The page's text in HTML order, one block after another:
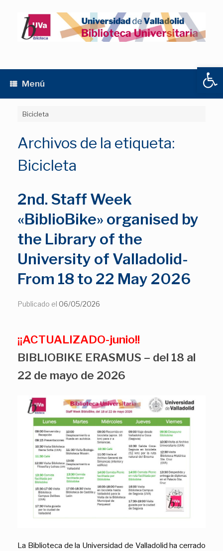
Abrir
contenido
Menú
Bicicleta
Archivos de la etiqueta:
Bicicleta
2nd. Staff Week
«BiblioBike» organised by
the Library of the
University of Valladolid-
From 18 to 22 May 2026
Publicado el 06/05/2026
¡¡ACTUALIZADO-junio!!
BIBLIOBIKE ERASMUS – del 18 al
22 de mayo de 2026
La Biblioteca de la Universidad de Valladolid ha cerrado